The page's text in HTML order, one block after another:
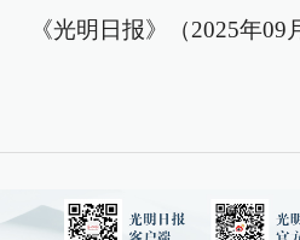
《光明日报》（2025年09